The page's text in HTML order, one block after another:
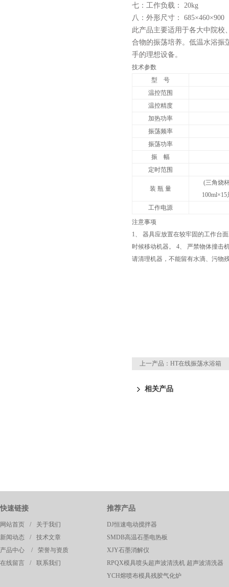
七：工作负载： 20kg
八：外形尺寸： 685×460×900
此产品主要适用于各大中院校
合物的振荡培养。低温水浴振
手的理想设备。
技术参数
型 号
温控范围
温控精度
加热功率
振荡频率
振荡功率
振 幅
定时范围
装 瓶 量
(三角烧
100ml×15
工作电源
注意事项
1、 器具应放置在较牢固的工作台
时候移动机器。 4、 严禁物体撞击
请清理机器，不能留有水滴、污物
上一产品： HT在线振荡水浴箱
相关产品
快速链接
网站首页 /
关于我们
新闻动态
/
技术文章
产品中心
/
荣誉与资质
在线留言
/ 联系我们
推荐产品
DJ恒速电动搅拌器
SMDB高温石墨电热板
XJY石墨消解仪
RPQX模具喷头超声波清洗机 超声波清洗器
YCH熔喷布模具残胶气化炉